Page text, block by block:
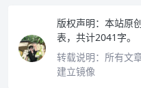
版权声明： 本站原
表，共计2041字。
转载说明： 所有文
建立镜像